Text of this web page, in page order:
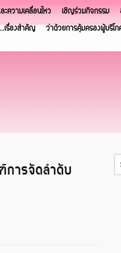
ะความเคลื่อนไหว เชิญร่วมกิจกรรม
เรื่องสำคัญ ว่าด้วยการคุ้มครองผู้บริโภ
การจัดลำดับ